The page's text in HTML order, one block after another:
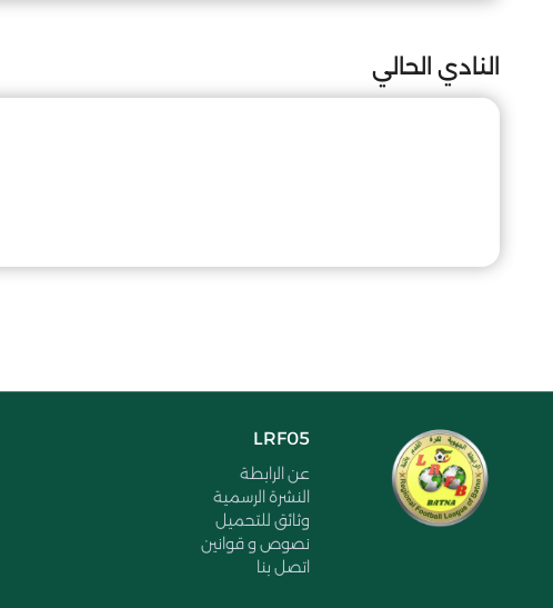
النادي الحالي
LRF05
عن الرابطة
النشرة الرسمية
وثائق للتحميل
نصوص و قوانين
اتصل بنا